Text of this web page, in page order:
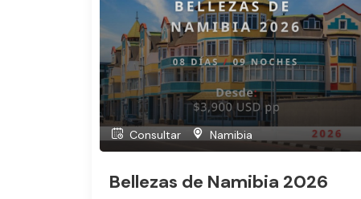
Consultar Namibia
Bellezas de Namibia 2026